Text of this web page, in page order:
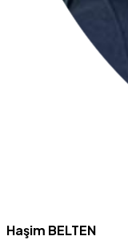
Haşim BELTEN